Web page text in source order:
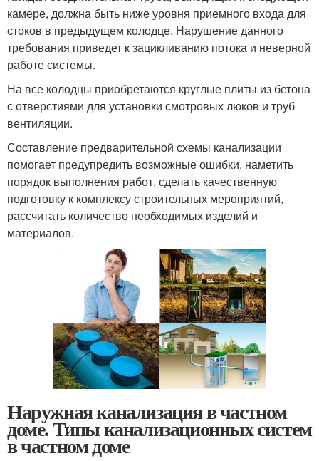
камере, должна быть ниже уровня приемного входа для
стоков в предыдущем колодце. Нарушение данного
требования приведет к зацикливанию потока и неверной
работе системы.
На все колодцы приобретаются круглые плиты из бетона
с отверстиями для установки смотровых люков и труб
вентиляции.
Составление предварительной схемы канализации
помогает предупредить возможные ошибки, наметить
порядок выполнения работ, сделать качественную
подготовку к комплексу строительных мероприятий,
рассчитать количество необходимых изделий и
материалов.
Наружная канализация в частном
доме. Типы канализационных систем
в частном доме